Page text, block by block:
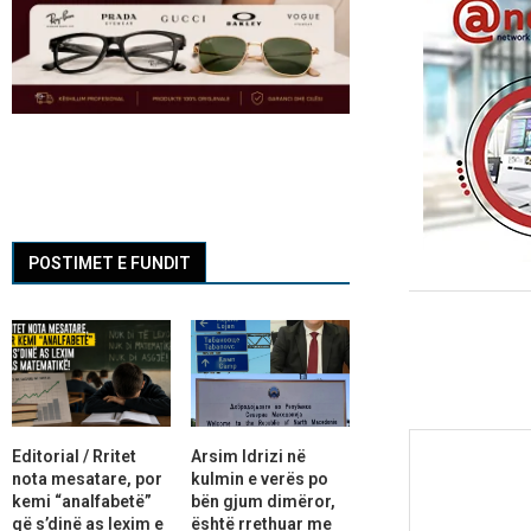
POSTIMET E FUNDIT
Editorial / Rritet
nota mesatare, por
kemi “analfabetë”
që s’dinë as lexim e
Arsim Idrizi në
kulmin e verës po
bën gjum dimëror,
është rrethuar me